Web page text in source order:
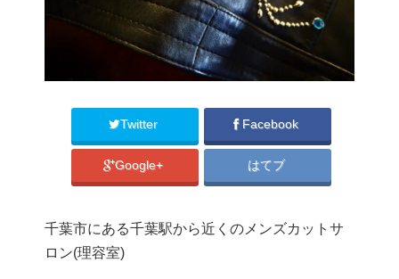
Twitter Facebook
Google+ はてブ
千葉市にある千葉駅から近くのメンズカットサ
ロン(理容室)